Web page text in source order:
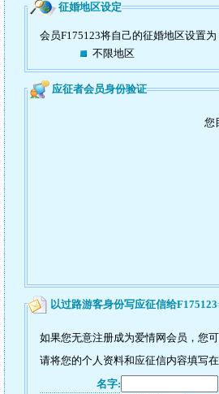
征婚地区设定
会员F175123将自己的征婚地区设置为
不限地区
应征者会员身份验证
您
以过路游客身份写应征信给F175123
如果您无意注册成为爱情网会员，您
请将您的个人资料和应征信内容填写
名字: